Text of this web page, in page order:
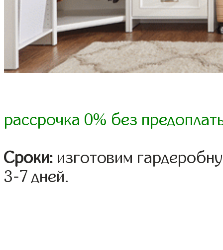
рассрочка 0% без
Сроки: изготовим
3-7 дней.